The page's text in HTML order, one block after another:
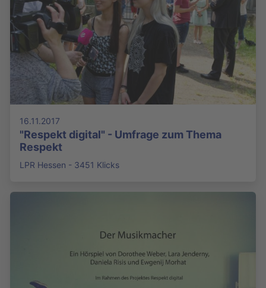
16.11.2017
"Respekt digital" - Umfrage zum Thema
Respekt
LPR Hessen - 3451 Klicks